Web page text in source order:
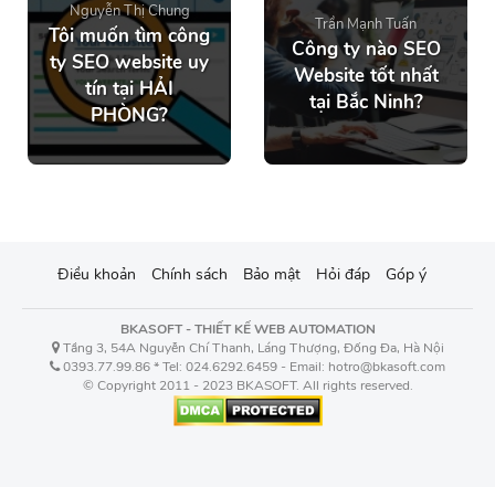
Nguyễn Thị Chung
Tôi muốn tìm công
ty SEO website uy
tín tại HẢI
PHÒNG?
Trần Mạnh Tuấn
Công ty nào SEO
Website tốt nhất
tại Bắc Ninh?
Điều khoản Chính sách Bảo mật Hỏi đáp Góp ý
BKASOFT - THIẾT KẾ WEB AUTOMATION
Tầng 3, 54A Nguyễn Chí Thanh, Láng Thượng, Đống Đa, Hà Nội
0393.77.99.86 * Tel: 024.6292.6459 - Email: hotro@bkasoft.com
© Copyright 2011 - 2023 BKASOFT. All rights reserved.